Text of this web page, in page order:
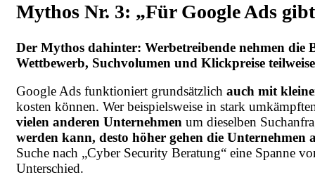
Mythos Nr. 3: „Für Google Ads
Der Mythos dahinter: Werbetreibende nehmen die
Wettbewerb, Suchvolumen und Klickpreise
Google Ads funktioniert grundsätzlich auch mit
kosten können. Wer beispielsweise in stark
vielen anderen Unternehmen um dieselben
werden kann, desto höher gehen die Unternehmen
Suche nach „Cyber Security Beratung“ eine Spanne
Unterschied.